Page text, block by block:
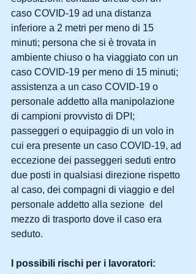
caso COVID-19 ad una distanza
inferiore a 2 metri per meno di 15
minuti; persona che si è trovata in
ambiente chiuso o ha viaggiato con un
caso COVID-19 per meno di 15 minuti;
assistenza a un caso COVID-19 o
personale addetto alla manipolazione
di campioni provvisto di DPI;
passeggeri o equipaggio di un volo in
cui era presente un caso COVID-19, ad
eccezione dei passeggeri seduti entro
due posti in qualsiasi direzione rispetto
al caso, dei compagni di viaggio e del
personale addetto alla sezione  del
mezzo di trasporto dove il caso era
seduto.
I possibili rischi per i lavoratori: